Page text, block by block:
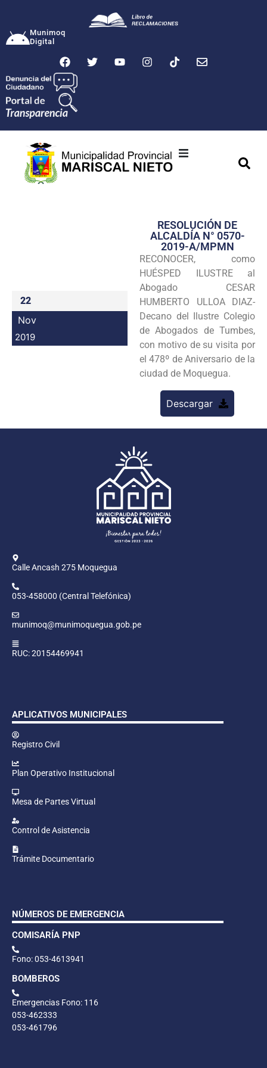
Munimoq
Digital
Transparencia
Seguridad
Intranet
22
Nov
2019
RESOLUCIÓN DE
ALCALDÍA N° 0570-
2019-A/MPMN
RECONOCER, como
HUÉSPED ILUSTRE al
Abogado CESAR
HUMBERTO ULLOA DIAZ-
Decano del Ilustre Colegio
de Abogados de Tumbes,
con motivo de su visita por
el 478º de Aniversario de la
ciudad de Moquegua.
Descargar
Calle Ancash 275 Moquegua
053-458000 (Central Telefónica)
munimoq@munimoquegua.gob.pe
RUC: 20154469941
APLICATIVOS MUNICIPALES
Registro Civil
Plan Operativo Institucional
Mesa de Partes Virtual
Control de Asistencia
Trámite Documentario
NÚMEROS DE EMERGENCIA
COMISARÍA PNP
Fono: 053-4613941
BOMBEROS
Emergencias Fono: 116
053-462333
053-461796